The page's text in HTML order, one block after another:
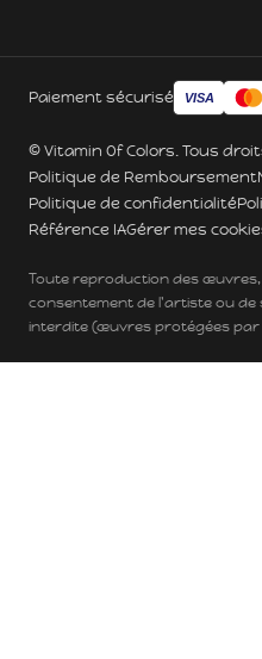
Paiement sécurisé VISA
© Vitamin Of Colors. Tous
Politique de Remboursement
Politique de confidentialité
Référence IAGérer mes
Toute reproduction des
consentement de l'artiste ou
interdite (œuvres protégées